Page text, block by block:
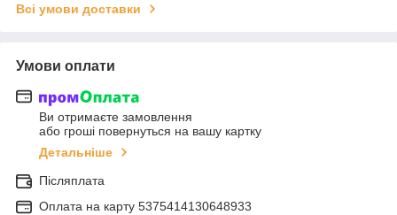
Всі умови доставки
Умови оплати
Ви отримаєте замовлення
або гроші повернуться на вашу картку
Детальніше
Післяплата
Оплата на карту 5375414130648933